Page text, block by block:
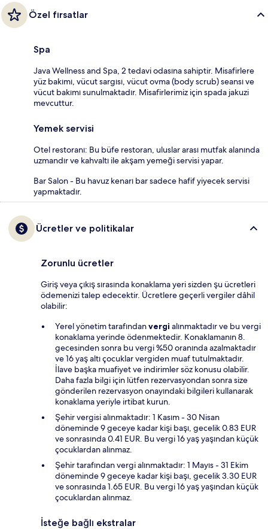
Özel fırsatlar
Spa
Java Wellness and Spa, 2 tedavi odasına sahiptir. Misafirlere
yüz bakımı, vücut sargısı, vücut ovma (body scrub) seansı ve
vücut bakımı sunulmaktadır. Misafirlerimiz için spada jakuzi
mevcuttur.
Yemek servisi
Otel restoranı: Bu büfe restoran, uluslar arası mutfak alanında
uzmandır ve kahvaltı ile akşam yemeği servisi yapar.
Bar Salon - Bu havuz kenarı bar sadece hafif yiyecek servisi
yapmaktadır.
Ücretler ve politikalar
Zorunlu ücretler
Giriş veya çıkış sırasında konaklama yeri sizden şu ücretleri
ödemenizi talep edecektir. Ücretlere geçerli vergiler dâhil
olabilir:
Yerel yönetim tarafındanvergi alınmaktadır ve bu vergi
konaklama yerinde ödenmektedir. Konaklamanın 8.
gecesinden sonra bu vergi %50 oranında azalmaktadır
ve 16 yaş altı çocuklar vergiden muaf tutulmaktadır.
İlave başka muafiyet ve indirimler söz konusu olabilir.
Daha fazla bilgi için lütfen rezervasyondan sonra size
gönderilen rezervasyon onayındaki bilgileri kullanarak
konaklama yeriyle irtibat kurun.
Şehir vergisi alınmaktadır: 1 Kasım - 30 Nisan
döneminde 9 geceye kadar kişi başı, gecelik 0.83 EUR
ve sonrasında 0.41 EUR. Bu vergi 16 yaş yaşından küçük
çocuklardan alınmaz.
Şehir tarafından vergi alınmaktadır: 1 Mayıs - 31 Ekim
döneminde 9 geceye kadar kişi başı, gecelik 3.30 EUR
ve sonrasında 1.65 EUR. Bu vergi 16 yaş yaşından küçük
çocuklardan alınmaz.
İsteğe bağlı ekstralar